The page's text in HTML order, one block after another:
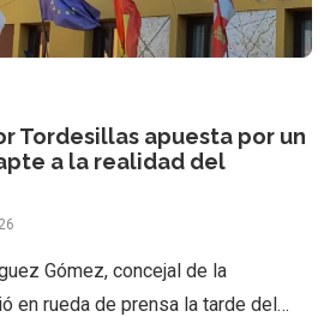
Tordesillas apuesta por un
a la realidad del
Gómez, concejal de la
en rueda de prensa la tarde del…